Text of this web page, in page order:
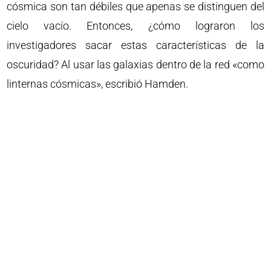
cósmica son tan débiles que apenas se distinguen del
cielo vacío. Entonces, ¿cómo lograron los
investigadores sacar estas características de la
oscuridad? Al usar las galaxias dentro de la red «como
linternas cósmicas», escribió Hamden.